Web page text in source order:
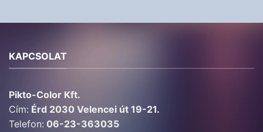
KAPCSOLAT
Pikto-Color Kft.
Cím: Érd 2030 Velencei út 19-21.
Telefon: 06-23-363035